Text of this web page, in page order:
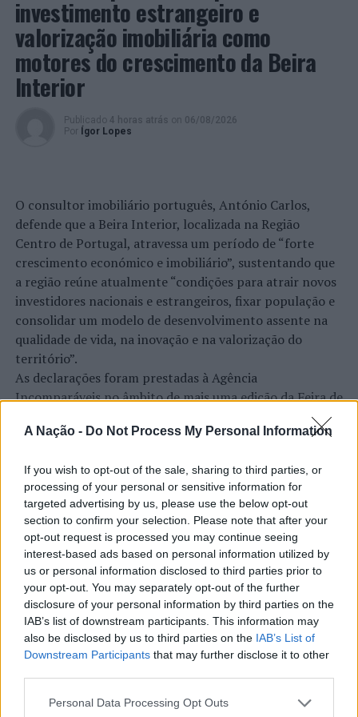
A Nação - Do Not Process My Personal Information
If you wish to opt-out of the sale, sharing to third parties, or
processing of your personal or sensitive information for
targeted advertising by us, please use the below opt-out
section to confirm your selection. Please note that after your
opt-out request is processed you may continue seeing
interest-based ads based on personal information utilized by
us or personal information disclosed to third parties prior to
your opt-out. You may separately opt-out of the further
disclosure of your personal information by third parties on the
IAB’s list of downstream participants. This information may
also be disclosed by us to third parties on the IAB’s List of
Downstream Participants that may further disclose it to other
Personal Data Processing Opt Outs
Foto: DR.
TÓPICOS RELACIONADOS: CASTRO MARIM
DESTAQUE
MAGUSTO
Boeing Boeing” ‘aterra’ no Cineteatro Anadia
investimento estrangeiro e
valorização imobiliária como
motores do crescimento da Beira
Interior
Publicado 4 horas atrás on 06/08/2026
Por
Ígor Lopes
O consultor imobiliário português, António Carlos,
defende que a Beira Interior, localizada na Região
Centro de Portugal, atravessa um período de “forte
crescimento económico e imobiliário”, sustentando que
a região reúne atualmente “condições para atrair novos
investidores nacionais e estrangeiros, fixar população e
consolidar um modelo de desenvolvimento assente na
qualidade de vida, na inovação e na valorização do
território”.
As declarações foram prestadas à Agência
Incomparáveis no âmbito de mais uma edição da Feira de
São Tiago, que decorreu entre os dias 16 e 26 de julho,
na Covilhã, sendo considerada um dos mais antigos
e realizada anualmente na “Cidade Neve”, a feira conjuga
tradição, atividade económica, comércio, gastronomia,
animação cultural e divulgação empresarial,
constituindo um dos principais momentos de promoção
do município e da Beira Interior.
Para António Carlos, o crescimento alcançado ao longo
dos últimos anos representa o cumprimento dos
objetivos que traçou quando iniciou o seu percurso no
setor imobiliário. O empresário considera que o
reconhecimento conquistado resulta da proximidade
com a comunidade e da capacidade de apoiar não apenas
compradores e vendedores, mas também iniciativas
CONTINUAR A LER
ATUALIDADE
Rio de Janeiro: Governo do Estado
propõe parceria com a FUNCEX para
“reforçar inteligência sobre
comércio exterior”
Por Ígor Lopes